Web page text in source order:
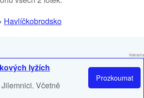
Havlíčkobrodsko
Reklama
Prozkoumat
lyžích
Včetně